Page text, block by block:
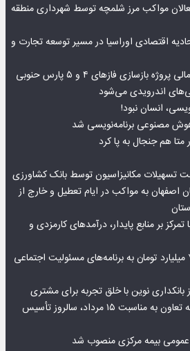
مواکب مرز شلمچه توسط شهرداری منطقه
اقتصادی اوراسیا در مسیر توسعه تجارت و
بازسازی فازهای ۴ و ۵ پارس حنوبی
اندرویدی می‌شود
انسان نبود!
هوش مصنوعی برنامه‌نویسی شد
هم جنجال به پا کرد
به مواکب در ایام تعطیل و خارج از
بر منابع پایدار، درآمدهای کارمزدی و
بانک مهر ایران بیش از ۷۰ میلیارد تومان به برنامه‌های مسئولیت اجتماعی
بانکداری نوین با خلق تجربه برای مشتری
پیام مدیرعامل بانک توسعه تعاون به مناسبت ۱۵ مرداد، سالروز تأسیس
بیمه مرکزی منصوب شد